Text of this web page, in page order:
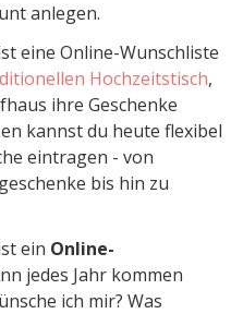
anlegen.
eine Online-Wunschliste
Hochzeitstisch,
ihre Geschenke
kannst du heute flexibel
eintragen - von
bis hin zu
ein Online-
jedes Jahr kommen
ich mir? Was